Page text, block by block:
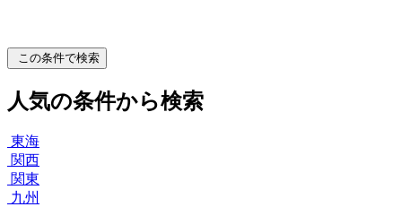
この条件で検索
人気の条件から検索
東海
関西
関東
九州